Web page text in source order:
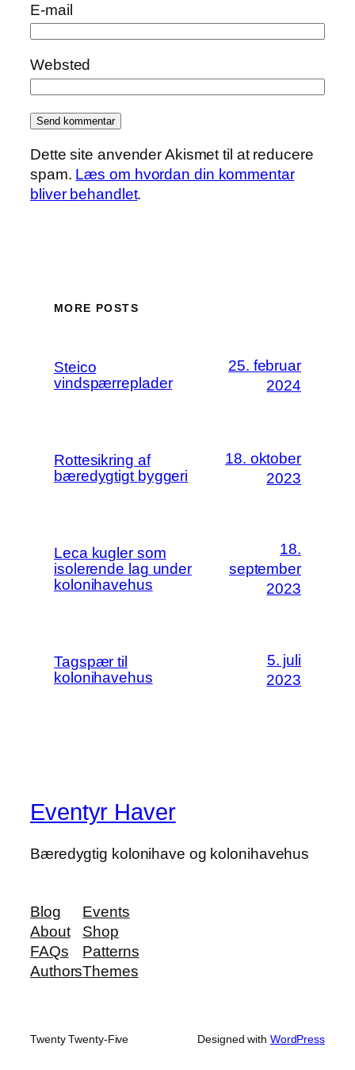
E-mail
Websted
Dette site anvender Akismet til at reducere
spam. Læs om hvordan din kommentar
bliver behandlet.
MORE POSTS
Steico
vindspærreplader
25. februar
2024
Rottesikring af
bæredygtigt byggeri
18. oktober
2023
Leca kugler som
isolerende lag under
kolonihavehus
18.
september
2023
Tagspær til
kolonihavehus
5. juli
2023
Eventyr Haver
Bæredygtig kolonihave og kolonihavehus
Blog
About
FAQs
Authors
Events
Shop
Patterns
Themes
Twenty Twenty-Five Designed with WordPress